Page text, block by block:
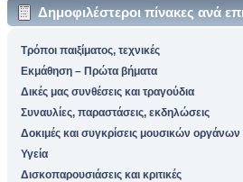
Δημοφιλέστεροι πίνακες ανά
Τρόποι παιξίματος, τεχνικές
Εκμάθηση – Πρώτα βήματα
Δικές μας συνθέσεις και τραγούδια
Συναυλίες, παραστάσεις, εκδηλώσεις
Δοκιμές και συγκρίσεις μουσικών οργάνων
Υγεία
Δισκοπαρουσιάσεις και κριτικές